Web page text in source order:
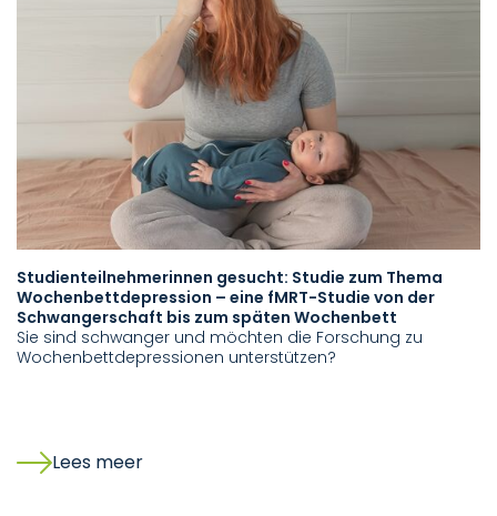
Studienteilnehmerinnen gesucht: Studie zum Thema
Wochenbettdepression – eine fMRT-Studie von der
Schwangerschaft bis zum späten Wochenbett
Sie sind schwanger und möchten die Forschung zu
Wochenbettdepressionen unterstützen?
Lees meer